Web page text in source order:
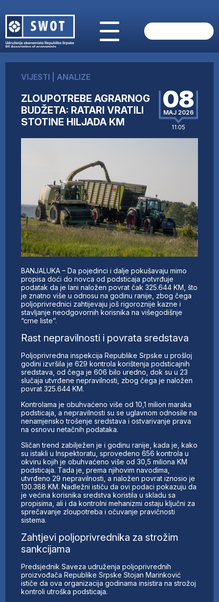
O NAMA
AKTUELNO
ANALIZE
KOMPANIJE
SWOT INTERVJU
UČLANI SE
KONTAKT
VIJESTI ANALIZE
ZLOUPOTREBE AGRARNOG
BUDŽETA: RATARI VRATILI
STOTINE HILJADA KM
08
MAJ 2026
11:05
BANJALUKA – Da pojedinci i dalje pokušavaju mimo
propisa doći do novca od podsticaja potvrđuje
podatak da je lani naložen povrat čak 325.644 KM, što
je znatno više u odnosu na godinu ranije, zbog čega
poljoprivrednici zahtijevaju još rigoroznije kazne i
stavljanje neodgovornih korisnika na višegodišnje
“crne liste”.
Rast nepravilnosti i povrata sredstava
Poljoprivredna inspekcija Republike Srpske u prošloj
godini izvršila je 629 kontrola korištenja podsticajnih
sredstava, od čega je 606 bilo uredno, dok su u 23
slučaja utvrđene nepravilnosti, zbog čega je naložen
povrat 325.644 KM.
Kontrolama je obuhvaćeno više od 10,1 milion maraka
podsticaja, a nepravilnosti su se uglavnom odnosile na
nenamjensko trošenje sredstava i ostvarivanje prava
na osnovu netačnih podataka.
Sličan trend zabilježen je i godinu ranije, kada je, kako
su istakli u Inspektoratu, sprovedeno 656 kontrola u
okviru kojih je obuhvaćeno više od 30,5 miliona KM
podsticaja. Tada je, prema njihovim navodima,
utvrđeno 29 nepravilnosti, a naložen povrat iznosio je
130.388 KM. Nadležni ističu da ovi podaci pokazuju da
je većina korisnika sredstva koristila u skladu sa
propisima, ali i da kontrolni mehanizmi ostaju ključni za
sprečavanje zloupotreba i očuvanje pravičnosti
sistema.
Zahtjevi poljoprivrednika za strožim
sankcijama
Predsjednik Saveza udruženja poljoprivrednih
proizvođača Republike Srpske Stojan Marinković
ističe da ova organizacija godinama insistira na strožoj
kontroli utroška podsticaja.